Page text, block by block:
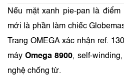
Nếu mặt xanh pie-pan là
mới là phần làm chiếc
Trang OMEGA xác nhận ref.
máyOmega 8900, self-
nghệ chống từ.